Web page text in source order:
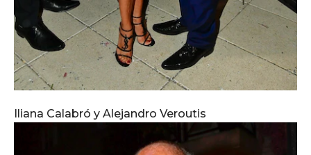
Iliana Calabró y Alejandro Veroutis